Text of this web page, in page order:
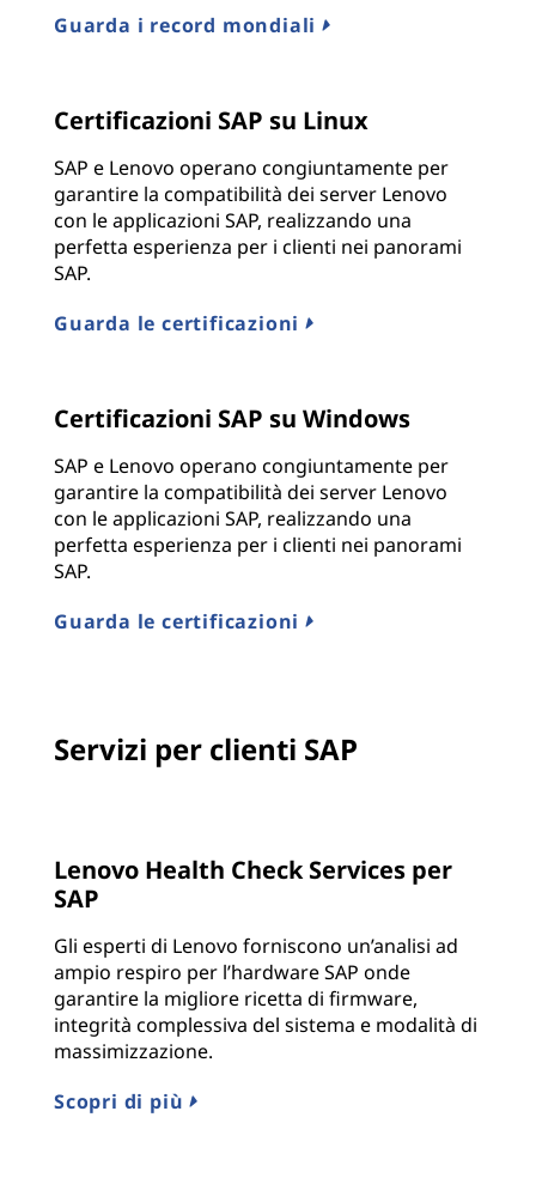
Guarda i record mondiali
Certificazioni SAP su Linux
SAP e Lenovo operano congiuntamente per
garantire la compatibilità dei server Lenovo
con le applicazioni SAP, realizzando una
perfetta esperienza per i clienti nei panorami
SAP.
Guarda le certificazioni
Certificazioni SAP su Windows
SAP e Lenovo operano congiuntamente per
garantire la compatibilità dei server Lenovo
con le applicazioni SAP, realizzando una
perfetta esperienza per i clienti nei panorami
SAP.
Guarda le certificazioni
Servizi per clienti SAP
Lenovo Health Check Services per
SAP
Gli esperti di Lenovo forniscono un’analisi ad
ampio respiro per l’hardware SAP onde
garantire la migliore ricetta di firmware,
integrità complessiva del sistema e modalità di
massimizzazione.
Scopri di più